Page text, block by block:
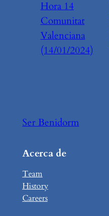
Hora 14
Comunitat
Valenciana
(14/01/2024)
Ser Benidorm
Acerca de
Team
History
Careers